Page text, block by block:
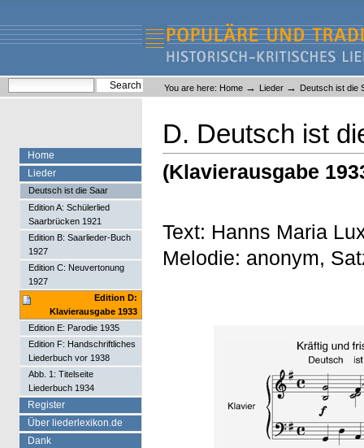
content.
navigation
Liederlexikon
Personal
tools
You are here: Home → Lieder → Deutsch ist die
D. Deutsch ist
(Klavierausgabe
Text: Hanns Maria
Melodie: anonym,
Home
Lieder
Deutsch ist die Saar
Edition A: Schülerlied
Saarbrücken 1921
Edition B: Saarlieder-Buch
1927
Edition C: Neuvertonung
1927
Edition D:
Klavierausgabe 1933
Edition E: Parodie 1935
Edition F: Handschriftliches
Liederbuch vor 1938
Abb. 1: Titelseite
Liederbuch 1934
Register
Über liederlexikon.de
Dank